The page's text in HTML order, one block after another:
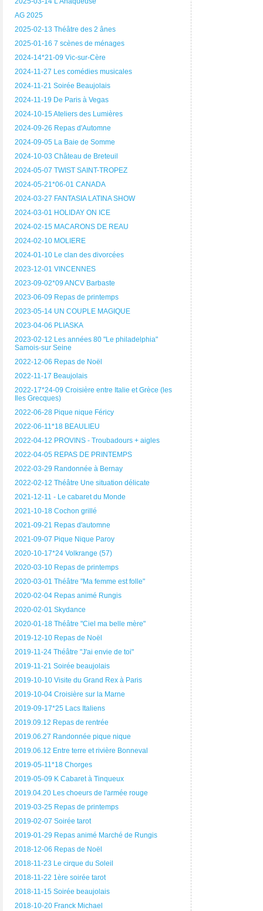
AG 2025
2025-02-13 Théâtre des 2 ânes
2025-01-16 7 scènes de ménages
2024-14*21-09 Vic-sur-Cère
2024-11-27 Les comédies musicales
2024-11-21 Soirée Beaujolais
2024-11-19 De Paris à Vegas
2024-10-15 Ateliers des Lumières
2024-09-26 Repas d'Automne
2024-09-05 La Baie de Somme
2024-10-03 Château de Breteuil
2024-05-07 TWIST SAINT-TROPEZ
2024-05-21*06-01 CANADA
2024-03-27 FANTASIA LATINA SHOW
2024-03-01 HOLIDAY ON ICE
2024-02-15 MACARONS DE REAU
2024-02-10 MOLIERE
2024-01-10 Le clan des divorcées
2023-12-01 VINCENNES
2023-09-02*09 ANCV Barbaste
2023-06-09 Repas de printemps
2023-05-14 UN COUPLE MAGIQUE
2023-04-06 PLIASKA
2023-02-12 Les années 80 "Le philadelphia"
Samois-sur Seine
2022-12-06 Repas de Noël
2022-11-17 Beaujolais
2022-17*24-09 Croisière entre Italie et Grèce (les
Iles Grecques)
2022-06-28 Pique nique Féricy
2022-06-11*18 BEAULIEU
2022-04-12 PROVINS - Troubadours + aigles
2022-04-05 REPAS DE PRINTEMPS
2022-03-29 Randonnée à Bernay
2022-02-12 Théâtre Une situation délicate
2021-12-11 - Le cabaret du Monde
2021-10-18 Cochon grillé
2021-09-21 Repas d'automne
2021-09-07 Pique Nique Paroy
2020-10-17*24 Volkrange (57)
2020-03-10 Repas de printemps
2020-03-01 Théâtre "Ma femme est folle"
2020-02-04 Repas animé Rungis
2020-02-01 Skydance
2020-01-18 Théâtre "Ciel ma belle mère"
2019-12-10 Repas de Noël
2019-11-24 Théâtre "J'ai envie de toi"
2019-11-21 Soirée beaujolais
2019-10-10 Visite du Grand Rex à Paris
2019-10-04 Croisière sur la Marne
2019-09-17*25 Lacs Italiens
2019.09.12 Repas de rentrée
2019.06.27 Randonnée pique nique
2019.06.12 Entre terre et rivière Bonneval
2019-05-11*18 Chorges
2019-05-09 K Cabaret à Tinqueux
2019.04.20 Les choeurs de l'armée rouge
2019-03-25 Repas de printemps
2019-02-07 Soirée tarot
2019-01-29 Repas animé Marché de Rungis
2018-12-06 Repas de Noël
2018-11-23 Le cirque du Soleil
2018-11-22 1ère soirée tarot
2018-11-15 Soirée beaujolais
2018-10-20 Franck Michael